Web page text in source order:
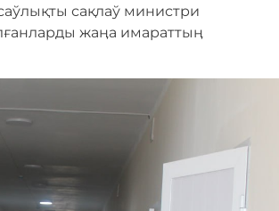
сақлаў министри
жаӊа имараттыӊ